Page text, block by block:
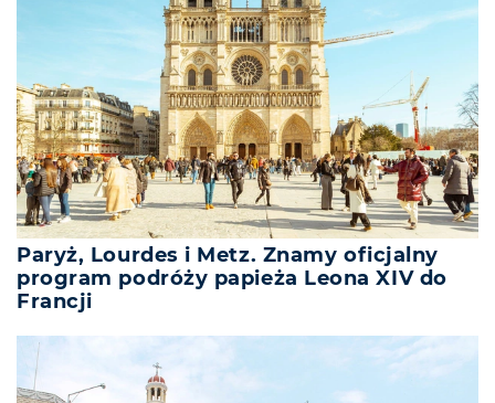
Paryż, Lourdes i Metz. Znamy oficjalny
program podróży papieża Leona XIV do
Francji